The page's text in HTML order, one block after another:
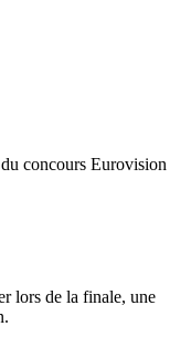
concours Eurovision
lors de la finale, une